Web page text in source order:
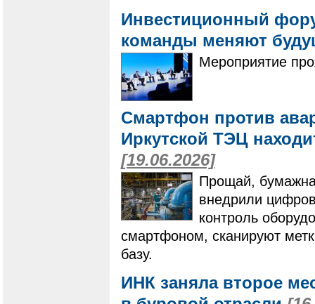
Инвестиционный
команды меняют
Мероприятие
Смартфон против
Иркутской ТЭЦ
[19.06.2026]
Прощай,
внедрили
контроль
смартфоном, сканируют
базу.
ИНК заняла второе